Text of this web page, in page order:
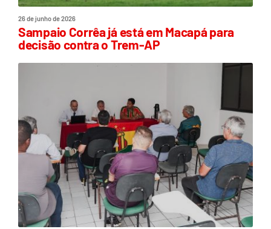
26 de junho de 2026
Sampaio Corrêa já está em Macapá para
decisão contra o Trem-AP